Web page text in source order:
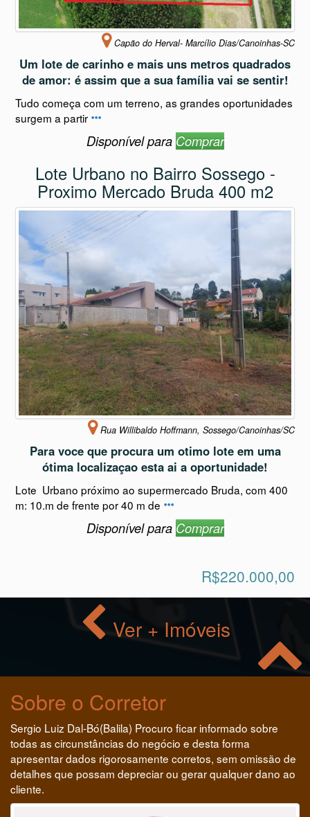
Capão do Herval- Marcílio Dias/Canoinhas-SC
Um lote de carinho e mais uns metros quadrados
de amor: é assim que a sua família vai se sentir!
Tudo começa com um terreno, as grandes oportunidades
surgem a partir
Disponível para Comprar
Lote Urbano no Bairro Sossego -
Proximo Mercado Bruda 400 m2
Rua Willibaldo Hoffmann, Sossego/Canoinhas/SC
Para voce que procura um otimo lote em uma
ótima localizaçao esta ai a oportunidade!
Lote Urbano próximo ao supermercado Bruda, com 400
m: 10.m de frente por 40 m de
Disponível para Comprar
R$220.000,00
Ver + Imóveis
Sobre o Corretor
Sergio Luiz Dal-Bó(Balila) Procuro ficar informado sobre
todas as circunstâncias do negócio e desta forma
apresentar dados rigorosamente corretos, sem omissão de
detalhes que possam depreciar ou gerar qualquer dano ao
cliente.